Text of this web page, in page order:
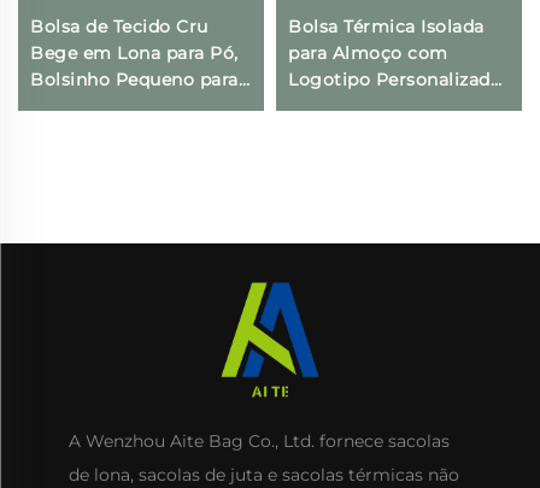
Bolsa de Tecido Cru
Bege em Lona para Pó,
Bolsinho Pequeno para
Presentes com
Atividades ao Ar Livre
Bolsa Térmica Isolada
para Almoço com
Logotipo Personalizado,
Térmica, Dobrável, para
A Wenzhou Aite Bag Co., Ltd. fornece sacolas
de lona, sacolas de juta e sacolas térmicas não